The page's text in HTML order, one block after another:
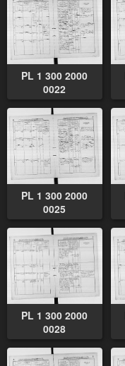
PL 1 300 2000
0022
PL 1 300 2000
0025
PL 1 300 2000
0028